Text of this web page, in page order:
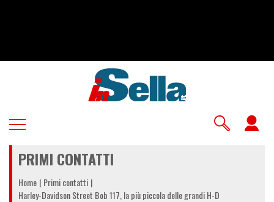
PRIMI CONTATTI
Home Primi contatti
Harley-Davidson Street Bob 117, la più piccola delle grandi H-D